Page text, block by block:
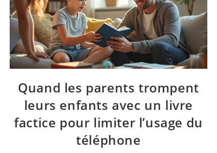
Quand les parents trompent
leurs enfants avec un livre
factice pour limiter l’usage du
téléphone